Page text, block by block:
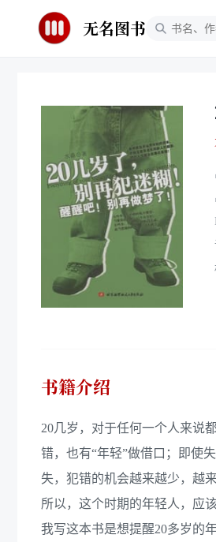
无名图书
书籍介绍
20几岁，对于任何一个人来说
错，也有“年轻”做借口；即使
失，犯错的机会越来越少，越
所以，这个时期的年轻人，应
我写这本书是想提醒20多岁的